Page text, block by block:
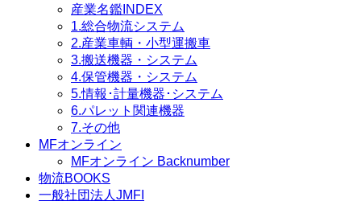
産業名鑑INDEX
1.総合物流システム
2.産業車輌・小型運搬車
3.搬送機器・システム
4.保管機器・システム
5.情報･計量機器･システム
6.パレット関連機器
7.その他
MFオンライン
MFオンライン Backnumber
物流BOOKS
一般社団法人JMFI